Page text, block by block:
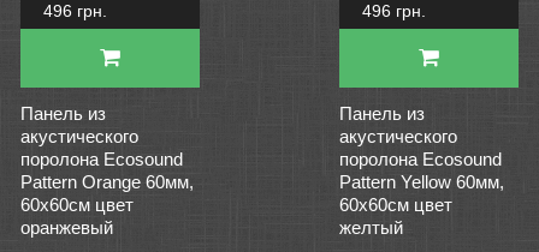
496 грн.
Панель из
акустического
поролона Ecosound
Pattern Orange 60мм,
60х60см цвет
оранжевый
496 грн.
Панель из
акустического
поролона Ecosound
Pattern Yellow 60мм,
60х60см цвет
желтый